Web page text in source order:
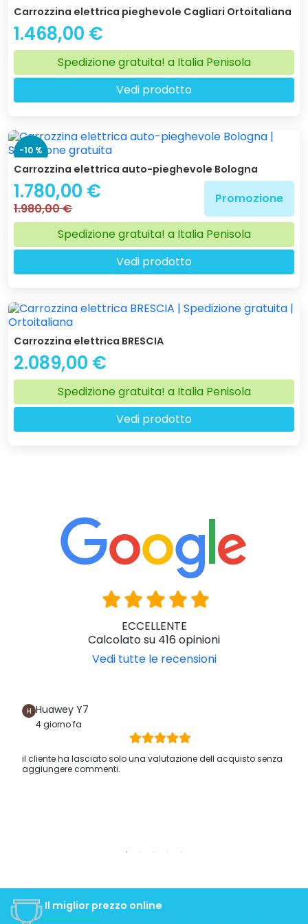
Carrozzina elettrica pieghevole Cagliari Ortoitaliana
1.468,00 €
Spedizione gratuita! a Italia Penisola
Vedi prodotto
-10 %
Carrozzina elettrica auto-pieghevole Bologna
1.780,00 €
1.980,00 €
Promozione
Spedizione gratuita! a Italia Penisola
Vedi prodotto
Carrozzina elettrica BRESCIA
2.089,00 €
Spedizione gratuita! a Italia Penisola
Vedi prodotto
ECCELLENTE
Calcolato su 416 opinioni
Vedi tutte le recensioni
Huawey Y7
4 giorno fa
il cliente ha lasciato solo una valutazione dell acquisto senza
aggiungere commenti.
Il miglior prezzo online